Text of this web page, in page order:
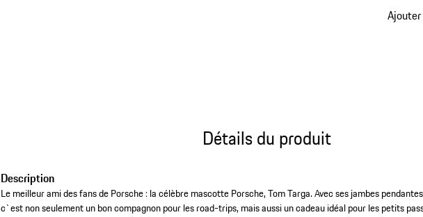
Détails du produit
Description
Le meilleur ami des fans de Porsche : la célèbre mascotte Porsche, Tom Targa. Avec ses jambes
c`est non seulement un bon compagnon pour les road-trips, mais aussi un cadeau idéal pour les petits